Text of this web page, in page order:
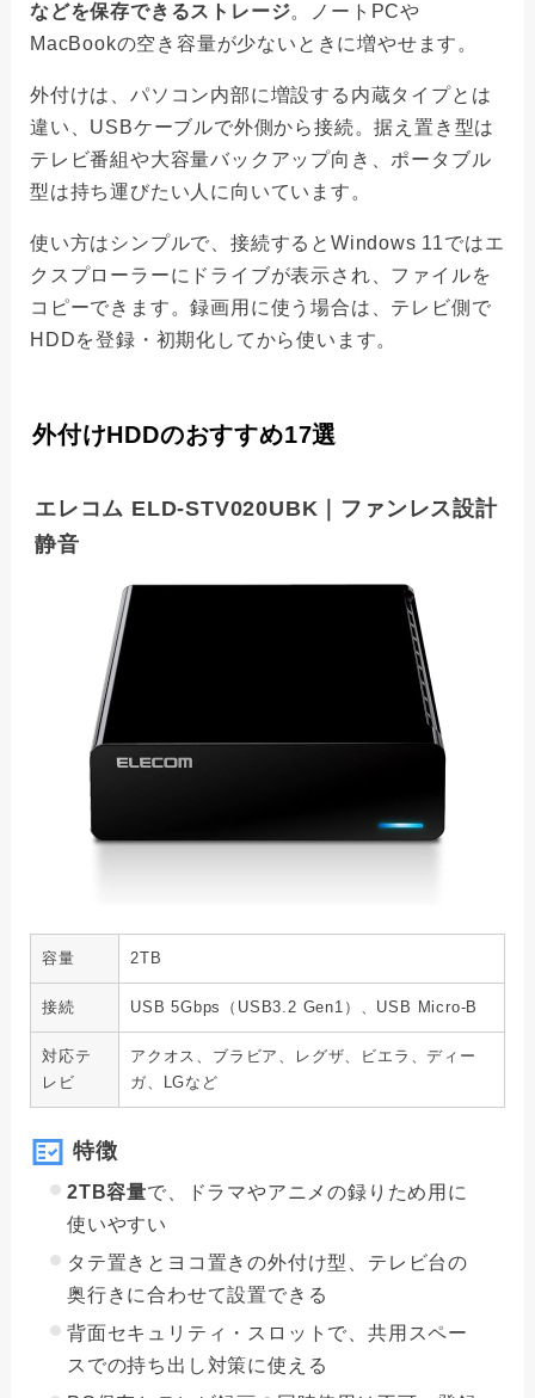
などを保存できるストレージ。ノートPCや
MacBookの空き容量が少ないときに増やせます。
外付けは、パソコン内部に増設する内蔵タイプとは
違い、USBケーブルで外側から接続。据え置き型は
テレビ番組や大容量バックアップ向き、ポータブル
型は持ち運びたい人に向いています。
使い方はシンプルで、接続するとWindows 11ではエ
クスプローラーにドライブが表示され、ファイルを
コピーできます。録画用に使う場合は、テレビ側で
HDDを登録・初期化してから使います。
外付けHDDのおすすめ17選
エレコム ELD-STV020UBK｜ファンレス設計
静音
容量 2TB
接続 USB 5Gbps（USB3.2 Gen1）、USB Micro-B
対応テ
レビ
アクオス、ブラビア、レグザ、ビエラ、ディー
ガ、LGなど
特徴
2TB容量で、ドラマやアニメの録りため用に
使いやすい
タテ置きとヨコ置きの外付け型、テレビ台の
奥行きに合わせて設置できる
背面セキュリティ・スロットで、共用スペー
スでの持ち出し対策に使える